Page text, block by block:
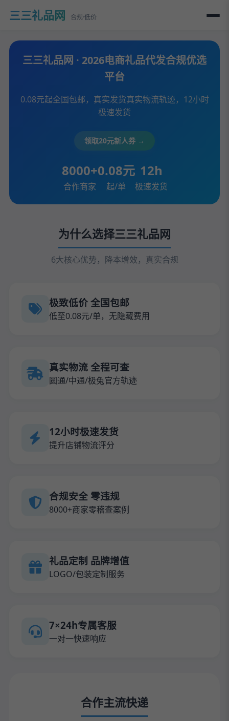
三三礼品网 合规·低价
三三礼品网 · 2026电商礼品代发合规优选
平台
0.08元起全国包邮，真实发货真实物流轨迹，12小时
极速发货
领取20元新人券 →
8000+
合作商家
0.08元
起/单
12h
极速发货
为什么选择三三礼品网
6大核心优势，降本增效，真实合规
极致低价 全国包邮
低至0.08元/单，无隐藏费用
真实物流 全程可查
圆通/中通/极兔官方轨迹
12小时极速发货
提升店铺物流评分
合规安全 零违规
8000+商家零稽查案例
礼品定制 品牌增值
LOGO/包装定制服务
7×24h专属客服
一对一快速响应
合作主流快递